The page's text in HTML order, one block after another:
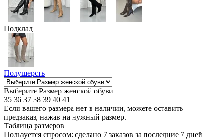
Подклад
Полушерсть
Выберите Размер женской обуви
35 36 37 38 39 40 41
Если вашего размера нет в наличии, можете оставить
предзаказ, нажав на нужный размер.
Таблица размеров
Пользуется спросом: сделано 7 заказов за последние 7 дней